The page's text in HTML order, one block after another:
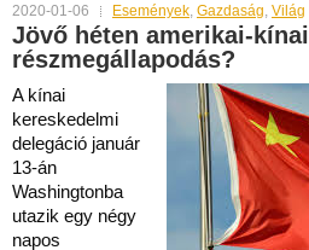
2020-01-06 Események, Gazdaság, Világ
Jövő héten amerikai-kínai
részmegállapodás?
A kínai
kereskedelmi
delegáció január
13-án
Washingtonba
utazik egy négy
napos